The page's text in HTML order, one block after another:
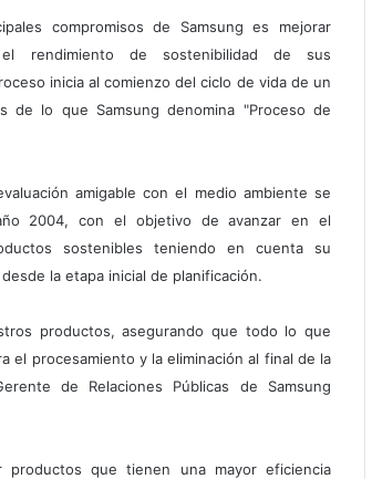
compromisos de Samsung es mejorar
el rendimiento de sostenibilidad de sus
inicia al comienzo del ciclo de vida de un
de lo que Samsung denomina "Proceso de
amigable con el medio ambiente se
2004, con el objetivo de avanzar en el
sostenibles teniendo en cuenta su
la etapa inicial de planificación.
productos, asegurando que todo lo que
el procesamiento y la eliminación al final de la
de Relaciones Públicas de Samsung
que tienen una mayor eficiencia